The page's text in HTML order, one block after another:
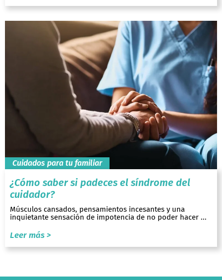
Cuidados para tu familiar
¿Cómo saber si padeces el síndrome del
cuidador?
Músculos cansados, pensamientos incesantes y una
inquietante sensación de impotencia de no poder hacer ...
Leer más >